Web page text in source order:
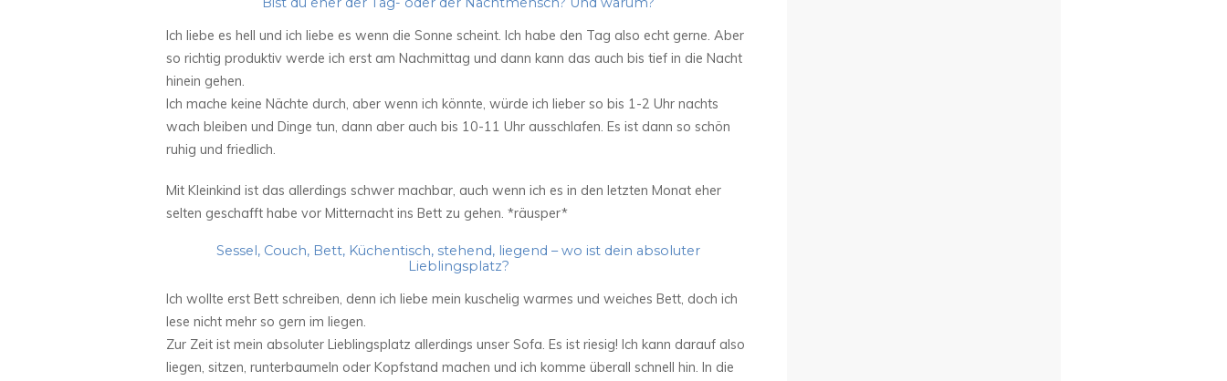
Ich liebe es hell und ich liebe es wenn die Sonne scheint. Ich habe den Tag also echt gerne. Aber
so richtig produktiv werde ich erst am Nachmittag und dann kann das auch bis tief in die Nacht
hinein gehen.
Ich mache keine Nächte durch, aber wenn ich könnte, würde ich lieber so bis 1-2 Uhr nachts
wach bleiben und Dinge tun, dann aber auch bis 10-11 Uhr ausschlafen. Es ist dann so schön
ruhig und friedlich.
Mit Kleinkind ist das allerdings schwer machbar, auch wenn ich es in den letzten Monat eher
selten geschafft habe vor Mitternacht ins Bett zu gehen. *räusper*
Sessel, Couch, Bett, Küchentisch, stehend, liegend – wo ist dein absoluter
Lieblingsplatz?
Ich wollte erst Bett schreiben, denn ich liebe mein kuschelig warmes und weiches Bett, doch ich
lese nicht mehr so gern im liegen.
Zur Zeit ist mein absoluter Lieblingsplatz allerdings unser Sofa. Es ist riesig! Ich kann darauf also
liegen, sitzen, runterbaumeln oder Kopfstand machen und ich komme überall schnell hin. In die